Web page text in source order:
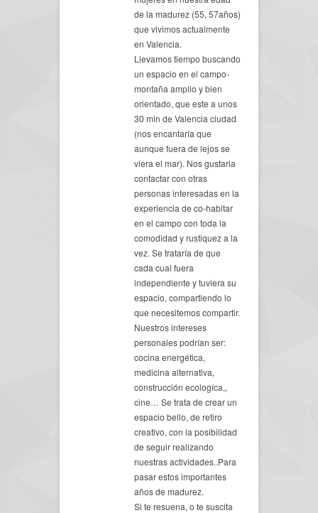
de la madurez (55, 57años)
que vivimos actualmente
en Valencia.
Llevamos tiempo buscando
un espacio en el campo-
montaña amplio y bien
orientado, que este a unos
30 min de Valencia ciudad
(nos encantaría que
aunque fuera de lejos se
viera el mar). Nos gustaria
contactar con otras
personas interesadas en la
experiencia de co-habitar
en el campo con toda la
comodidad y rustiquez a la
vez. Se trataría de que
cada cual fuera
independiente y tuviera su
espacio, compartiendo lo
que necesitemos compartir.
Nuestros intereses
personales podrían ser:
cocina energética,
medicina alternativa,
construcción ecologíca,,
cine… Se trata de crear un
espacio bello, de retiro
creativo, con la posibilidad
de seguir realizando
nuestras actividades..Para
pasar estos importantes
años de madurez.
Si te resuena, o te suscita